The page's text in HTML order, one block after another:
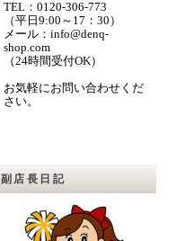
TEL：0120-306-773
（平日9:00～17：30）
メール：info@denq-
shop.com
（24時間受付OK）
お気軽にお問い合わせくだ
さい。
副店長日記